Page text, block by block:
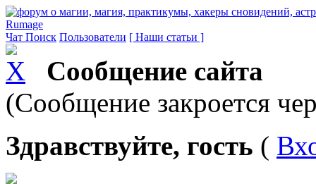
Rumage
Чат Поиск Пользователи [ Наши статьи ]
Сообщение сайта
(Сообщение закроется
Здравствуйте, гость (